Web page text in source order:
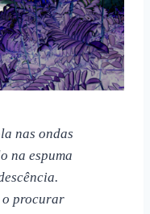
nas ondas
na espuma
o procurar